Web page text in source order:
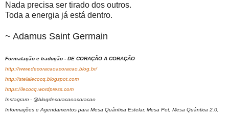
Nada precisa ser tirado dos outros.
Toda a energia já está dentro.
~ Adamus Saint Germain
Formatação e tradução - DE CORAÇÃO A CORAÇÃO
http://www.decoracaoacoracao.blog.br/
http://stelalecocq.blogspot.com
https://lecocq.wordpress.com
Instagram - @blogdecoracaoacoracao
Informações e Agendamentos para Mesa Quântica Estelar, Mesa Pet, Mesa Quântica 2.0,